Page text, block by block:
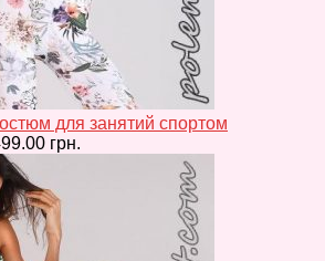
для занятий спортом
грн.